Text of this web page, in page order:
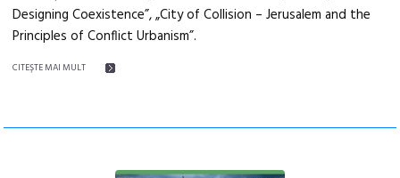
Designing Coexistence”, „City of Collision – Jerusalem and the
Principles of Conflict Urbanism”.
CITEŞTE MAI MULT